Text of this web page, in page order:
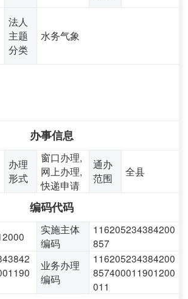
法人
主题
分类
水务气象
办事信息
办理
形式
窗口办理,
网上办理,
快递申请
通办
范围
全县
编码代码
实施主体
编码
116205234384200
857
业务办理
编码
116205234384200
857400011901200
011